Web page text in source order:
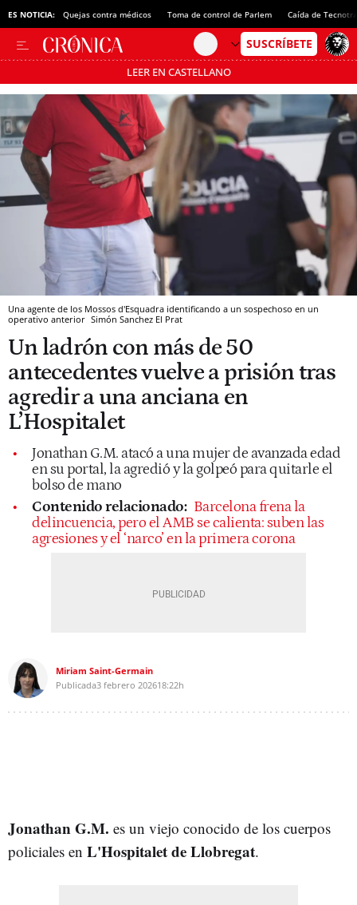
ES NOTICIA: Quejas contra médicos Toma de control de Parlem Caída de
LEER EN CASTELLANO
Pásate al MODO AHORRO
Una agente de los Mossos d'Esquadra identificando a un sospechoso en un
operativo anterior Simón Sanchez El Prat
Un ladrón con más de 50
antecedentes vuelve a prisión tras
agredir a una anciana en
L’Hospitalet
Jonathan G.M. atacó a una mujer de avanzada edad
en su portal, la agredió y la golpeó para quitarle el
bolso de mano
Contenido relacionado: Barcelona frena la
delincuencia, pero el AMB se calienta: suben las
agresiones y el ‘narco’ en la primera corona
Miriam Saint-Germain
Publicada3 febrero 202618:22h
Jonathan G.M. es un viejo conocido de los cuerpos
policiales en L'Hospitalet de Llobregat.